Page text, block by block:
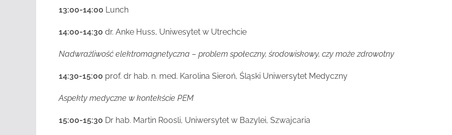
13:00-14:00 Lunch
14:00-14:30 dr. Anke Huss, Uniwesytet w Utrechcie
Nadwrażliwość elektromagnetyczna – problem społeczny, środowiskowy, czy może zdrowotny
14:30-15:00 prof. dr hab. n. med. Karolina Sieroń, Śląski Uniwersytet Medyczny
Aspekty medyczne w kontekście PEM
15:00-15:30 Dr hab. Martin Roosli, Uniwersytet w Bazylei, Szwajcaria